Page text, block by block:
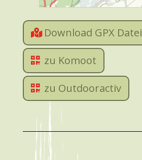
Download GPX Datei
zu Komoot
zu Outdooractiv